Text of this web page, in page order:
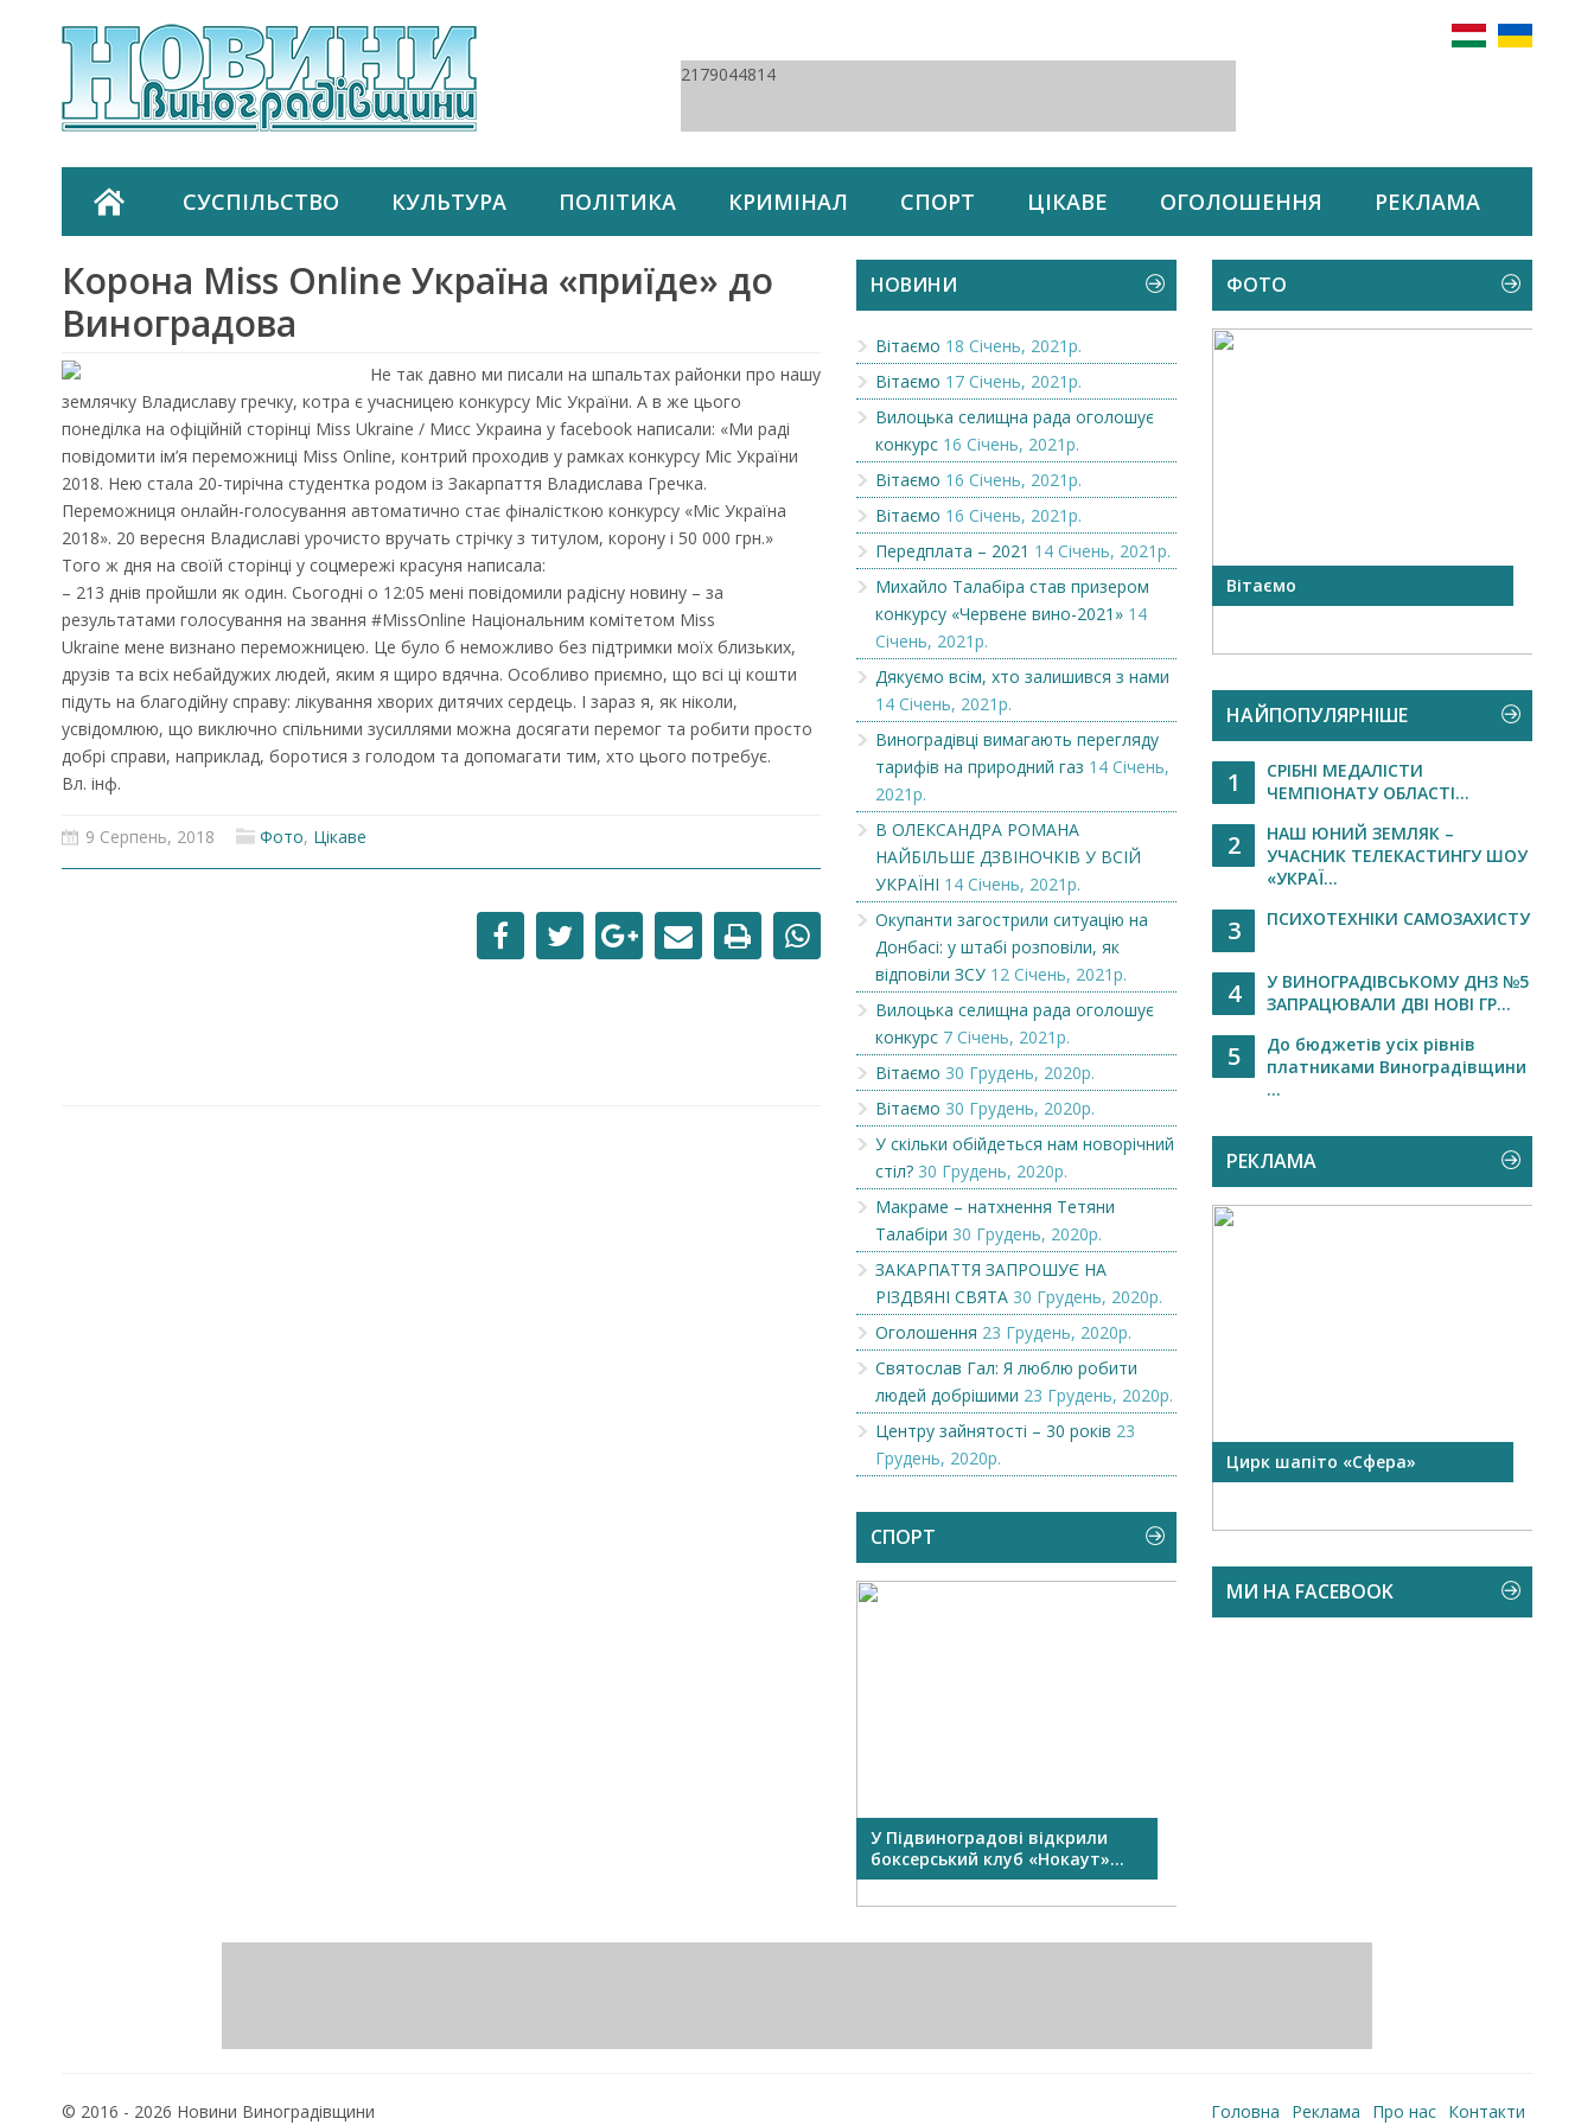
2179044814
СУСПІЛЬСТВО КУЛЬТУРА ПОЛІТИКА КРИМІНАЛ СПОРТ ЦІКАВЕ ОГОЛОШЕННЯ РЕКЛАМА
Корона Miss Online Україна «приїде» до
Виноградова
Не так давно ми писали на шпальтах районки про нашу
землячку Владиславу гречку, котра є учасницею конкурсу Міс України. А в же цього
понеділка на офіційній сторінці Miss Ukraine / Мисс Украина у facebook написали: «Ми раді
повідомити ім’я переможниці Miss Online, контрий проходив у рамках конкурсу Міс України
2018. Нею стала 20-тирічна студентка родом із Закарпаття Владислава Гречка.
Переможниця онлайн-голосування автоматично стає фіналісткою конкурсу «Міс Україна
2018». 20 вересня Владиславі урочисто вручать стрічку з титулом, корону і 50 000 грн.»
Того ж дня на своїй сторінці у соцмережі красуня написала:
– 213 днів пройшли як один. Сьогодні о 12:05 мені повідомили радісну новину – за
результатами голосування на звання #MissOnline Національним комітетом Miss
Ukraine мене визнано переможницею. Це було б неможливо без підтримки моїх близьких,
друзів та всіх небайдужих людей, яким я щиро вдячна. Особливо приємно, що всі ці кошти
підуть на благодійну справу: лікування хворих дитячих сердець. І зараз я, як ніколи,
усвідомлюю, що виключно спільними зусиллями можна досягати перемог та робити просто
добрі справи, наприклад, боротися з голодом та допомагати тим, хто цього потребує.
Вл. інф.
9 Серпень, 2018 Фото, Цікаве
НОВИНИ
Вітаємо 18 Січень, 2021р.
Вітаємо 17 Січень, 2021р.
Вилоцька селищна рада оголошує
конкурс 16 Січень, 2021р.
Вітаємо 16 Січень, 2021р.
Вітаємо 16 Січень, 2021р.
Передплата – 2021 14 Січень, 2021р.
Михайло Талабіра став призером
конкурсу «Червене вино-2021» 14
Січень, 2021р.
Дякуємо всім, хто залишився з нами
14 Січень, 2021р.
Виноградівці вимагають перегляду
тарифів на природний газ 14 Січень,
2021р.
В ОЛЕКСАНДРА РОМАНА
НАЙБІЛЬШЕ ДЗВІНОЧКІВ У ВСІЙ
УКРАЇНІ 14 Січень, 2021р.
Окупанти загострили ситуацію на
Донбасі: у штабі розповіли, як
відповіли ЗСУ 12 Січень, 2021р.
Вилоцька селищна рада оголошує
конкурс 7 Січень, 2021р.
Вітаємо 30 Грудень, 2020р.
Вітаємо 30 Грудень, 2020р.
У скільки обійдеться нам новорічний
стіл? 30 Грудень, 2020р.
Макраме – натхнення Тетяни
Талабіри 30 Грудень, 2020р.
ЗАКАРПАТТЯ ЗАПРОШУЄ НА
РІЗДВЯНІ СВЯТА 30 Грудень, 2020р.
Оголошення 23 Грудень, 2020р.
Святослав Гал: Я люблю робити
людей добрішими 23 Грудень, 2020р.
Центру зайнятості – 30 років 23
Грудень, 2020р.
СПОРТ
У Підвиноградові відкрили
боксерський клуб «Нокаут»...
ФОТО
Вітаємо Вітаємо Вітаємо
НАЙПОПУЛЯРНІШЕ
1
СРІБНІ МЕДАЛІСТИ
ЧЕМПІОНАТУ ОБЛАСТІ...
2
НАШ ЮНИЙ ЗЕМЛЯК –
УЧАСНИК ТЕЛЕКАСТИНГУ ШОУ
«УКРАЇ...
3 ПСИХОТЕХНІКИ САМОЗАХИСТУ
4
У ВИНОГРАДІВСЬКОМУ ДНЗ №5
ЗАПРАЦЮВАЛИ ДВІ НОВІ ГР...
5
До бюджетів усіх рівнів
платниками Виноградівщини
...
РЕКЛАМА
Викупимо бруньки чорної
смородини...
Цирк шапіто «Сфера»
МИ НА FACEBOOK
© 2016 - 2026 Новини Виноградівщини Головна Реклама Про нас Контакти